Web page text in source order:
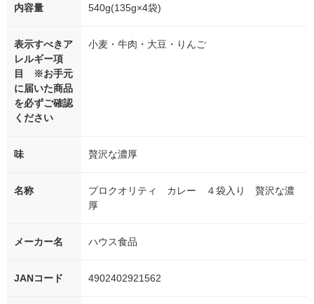
内容量 540g(135g×4袋)
表示すべきア
レルギー項
目 ※お手元
に届いた商品
を必ずご確認
ください
小麦・牛肉・大豆・りんご
味 贅沢な濃厚
名称
プロクオリティ カレー ４袋入り 贅沢な濃
厚
メーカー名 ハウス食品
JANコード 4902402921562